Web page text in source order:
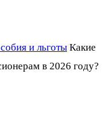
и льготы Какие
в 2026 году?